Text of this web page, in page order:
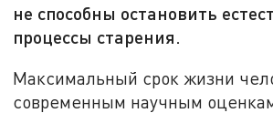
не способны остановить
процессы старения.
Максимальный срок жизни
современным научным